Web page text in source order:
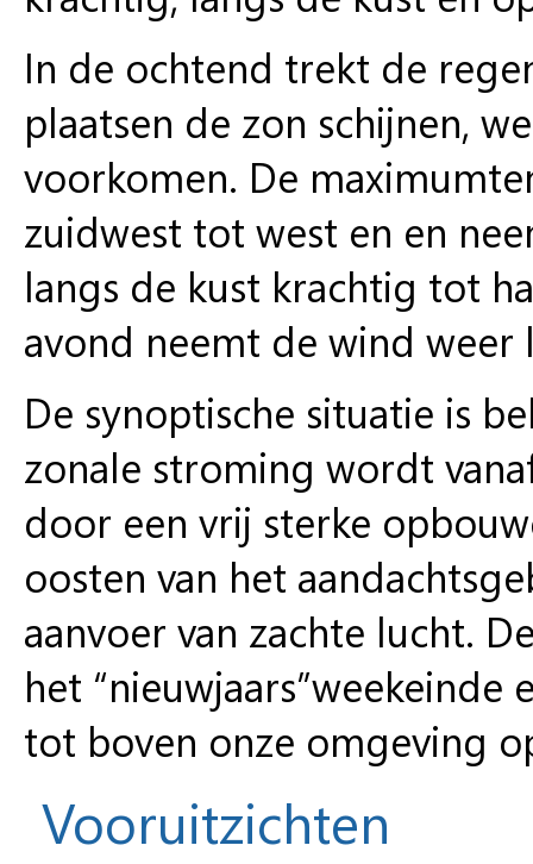
In de ochtend trekt de
plaatsen de zon schijnen,
voorkomen. De
zuidwest tot west en en
langs de kust krachtig tot
avond neemt de wind weer
De synoptische situatie is
zonale stroming wordt
door een vrij sterke
oosten van het
aanvoer van zachte lucht.
het
tot boven onze omgeving
Vooruitzichten